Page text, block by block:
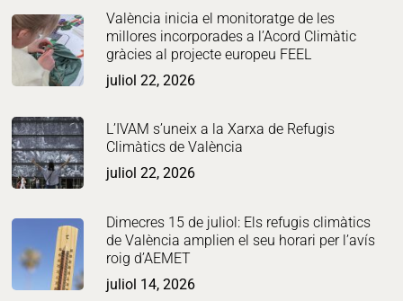
València inicia el monitoratge de les
millores incorporades a l’Acord Climàtic
gràcies al projecte europeu FEEL
juliol 22, 2026
L’IVAM s’uneix a la Xarxa de Refugis
Climàtics de València
juliol 22, 2026
Dimecres 15 de juliol: Els refugis climàtics
de València amplien el seu horari per l’avís
roig d’AEMET
juliol 14, 2026